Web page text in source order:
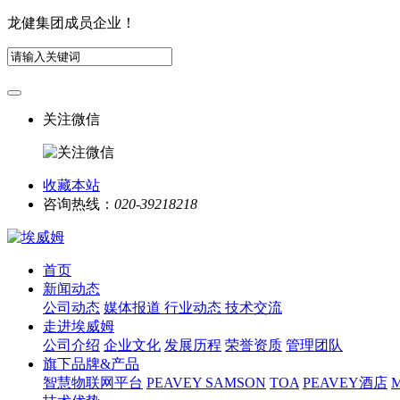
龙健集团成员企业！
关注微信
收藏本站
咨询热线： 020-39218218
首页
新闻动态
公司动态 媒体报道 行业动态 技术交流
走进埃威姆
公司介绍 企业文化 发展历程 荣誉资质 管理团队
旗下品牌&产品
智慧物联网平台 PEAVEY SAMSON TOA PEAVEY酒店